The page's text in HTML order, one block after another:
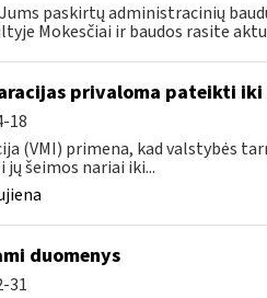
paskirtų administracinių
Mokesčiai ir baudos rasite
privaloma pateikti iki
18
(VMI) primena, kad valstybės
šeimos nariai iki...
duomenys
31